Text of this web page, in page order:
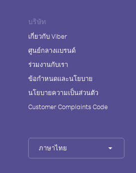
บริษัท
เกี่ยวกับ Viber
ศูนย์กลางแบรนด์
ร่วมงานกับเรา
ข้อกำหนดและนโยบาย
นโยบายความเป็นส่วนตัว
Customer Complaints Code
ภาษาไทย